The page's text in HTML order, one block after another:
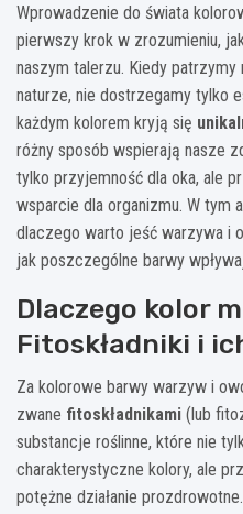
Wprowadzenie do świata
pierwszy krok w zrozumieniu,
naszym talerzu. Kiedy
naturze, nie dostrzegamy tylko
każdym kolorem kryją się
różny sposób wspierają nasze
tylko przyjemność dla oka, ale
wsparcie dla organizmu. W tym
dlaczego warto jeść warzywa i
jak poszczególne barwy
Dlaczego kolor
Fitoskładniki i
Za kolorowe barwy warzyw i
zwane fitoskładnikami (lub
substancje roślinne, które nie
charakterystyczne kolory, ale
potężne działanie prozdrowotne.